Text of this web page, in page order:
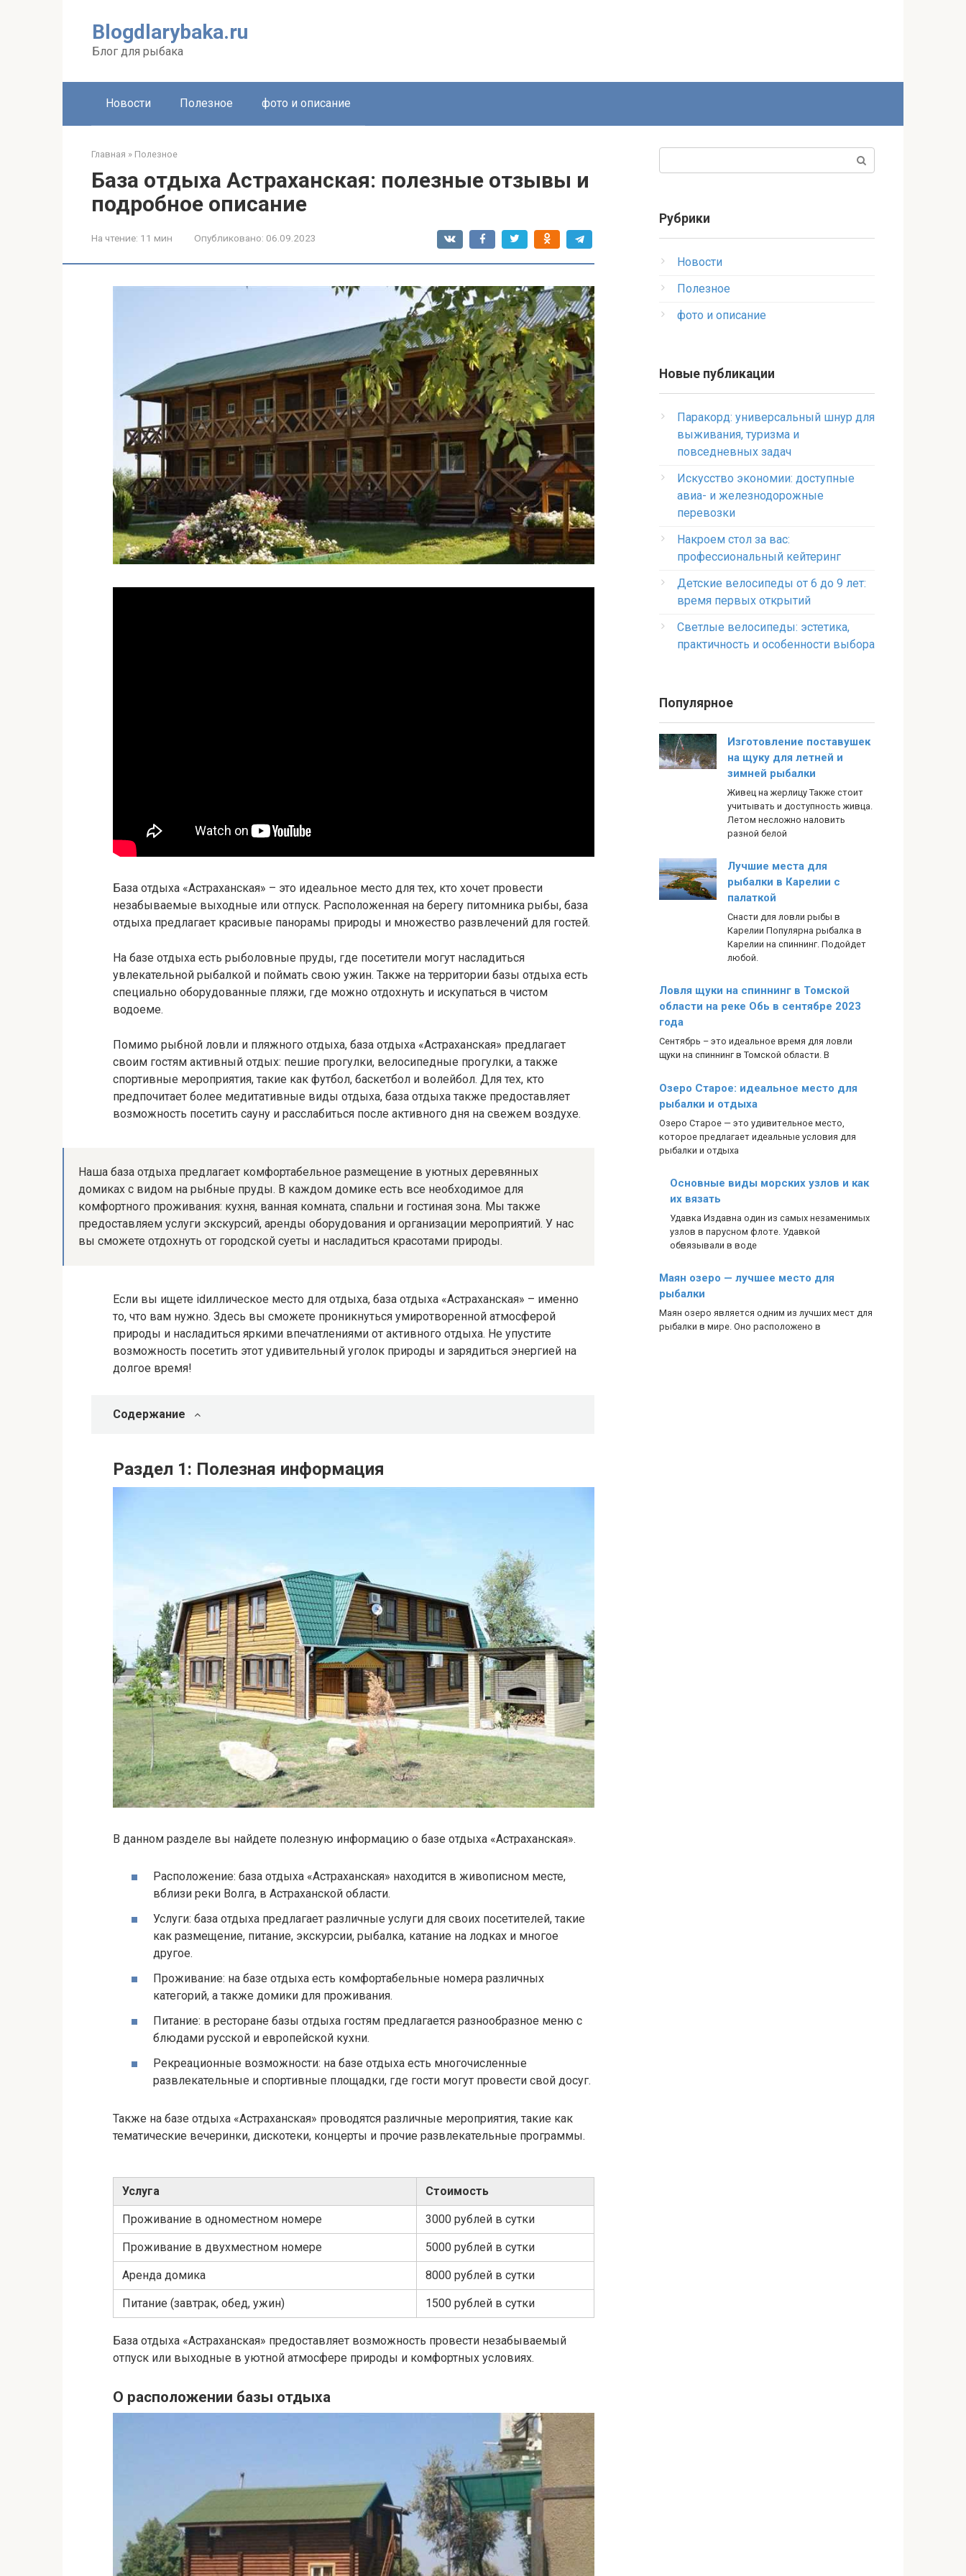
Blogdlarybaka.ru
Блог для рыбака
Новости Полезное фото и описание
Главная » Полезное
База отдыха Астраханская: полезные отзывы и
подробное описание
На чтение: 11 мин Опубликовано: 06.09.2023
База отдыха «Астраханская» – это идеальное место для тех, кто хочет провести
незабываемые выходные или отпуск. Расположенная на берегу питомника рыбы, база
отдыха предлагает красивые панорамы природы и множество развлечений для гостей.
На базе отдыха есть рыболовные пруды, где посетители могут насладиться
увлекательной рыбалкой и поймать свою ужин. Также на территории базы отдыха есть
специально оборудованные пляжи, где можно отдохнуть и искупаться в чистом
водоеме.
Помимо рыбной ловли и пляжного отдыха, база отдыха «Астраханская» предлагает
своим гостям активный отдых: пешие прогулки, велосипедные прогулки, а также
спортивные мероприятия, такие как футбол, баскетбол и волейбол. Для тех, кто
предпочитает более медитативные виды отдыха, база отдыха также предоставляет
возможность посетить сауну и расслабиться после активного дня на свежем воздухе.
Наша база отдыха предлагает комфортабельное размещение в уютных деревянных
домиках с видом на рыбные пруды. В каждом домике есть все необходимое для
комфортного проживания: кухня, ванная комната, спальни и гостиная зона. Мы также
предоставляем услуги экскурсий, аренды оборудования и организации мероприятий. У нас
вы сможете отдохнуть от городской суеты и насладиться красотами природы.
Если вы ищете idиллическое место для отдыха, база отдыха «Астраханская» – именно
то, что вам нужно. Здесь вы сможете проникнуться умиротворенной атмосферой
природы и насладиться яркими впечатлениями от активного отдыха. Не упустите
возможность посетить этот удивительный уголок природы и зарядиться энергией на
долгое время!
Содержание
Раздел 1: Полезная информация
В данном разделе вы найдете полезную информацию о базе отдыха «Астраханская».
Расположение: база отдыха «Астраханская» находится в живописном месте,
вблизи реки Волга, в Астраханской области.
Услуги: база отдыха предлагает различные услуги для своих посетителей, такие
как размещение, питание, экскурсии, рыбалка, катание на лодках и многое
другое.
Проживание: на базе отдыха есть комфортабельные номера различных
категорий, а также домики для проживания.
Питание: в ресторане базы отдыха гостям предлагается разнообразное меню с
блюдами русской и европейской кухни.
Рекреационные возможности: на базе отдыха есть многочисленные
развлекательные и спортивные площадки, где гости могут провести свой досуг.
Также на базе отдыха «Астраханская» проводятся различные мероприятия, такие как
тематические вечеринки, дискотеки, концерты и прочие развлекательные программы.
Услуга Стоимость
Проживание в одноместном номере 3000 рублей в сутки
Проживание в двухместном номере 5000 рублей в сутки
Аренда домика 8000 рублей в сутки
Питание (завтрак, обед, ужин) 1500 рублей в сутки
База отдыха «Астраханская» предоставляет возможность провести незабываемый
отпуск или выходные в уютной атмосфере природы и комфортных условиях.
О расположении базы отдыха
Рубрики
Новости
Полезное
фото и описание
Новые публикации
Паракорд: универсальный шнур для
выживания, туризма и
повседневных задач
Искусство экономии: доступные
авиа- и железнодорожные
перевозки
Накроем стол за вас:
профессиональный кейтеринг
Детские велосипеды от 6 до 9 лет:
время первых открытий
Светлые велосипеды: эстетика,
практичность и особенности выбора
Популярное
Изготовление поставушек
на щуку для летней и
зимней рыбалки
Живец на жерлицу Также стоит
учитывать и доступность живца.
Летом несложно наловить
разной белой
Лучшие места для
рыбалки в Карелии с
палаткой
Снасти для ловли рыбы в
Карелии Популярна рыбалка в
Карелии на спиннинг. Подойдет
любой.
Ловля щуки на спиннинг в Томской
области на реке Обь в сентябре 2023
года
Сентябрь – это идеальное время для ловли
щуки на спиннинг в Томской области. В
Озеро Старое: идеальное место для
рыбалки и отдыха
Озеро Старое — это удивительное место,
которое предлагает идеальные условия для
рыбалки и отдыха
Основные виды морских узлов и как
их вязать
Удавка Издавна один из самых незаменимых
узлов в парусном флоте. Удавкой
обвязывали в воде
Маян озеро — лучшее место для
рыбалки
Маян озеро является одним из лучших мест для
рыбалки в мире. Оно расположено в